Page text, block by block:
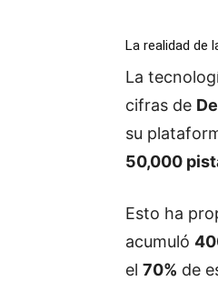
La realidad de
La
cifras de
su
50,000
Esto ha
acumuló
el 70% de